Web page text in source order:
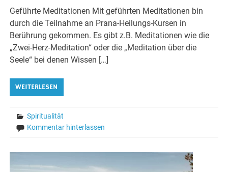
Geführte Meditationen Mit geführten Meditationen bin
durch die Teilnahme an Prana-Heilungs-Kursen in
Berührung gekommen. Es gibt z.B. Meditationen wie die
„Zwei-Herz-Meditation“ oder die „Meditation über die
Seele“ bei denen Wissen […]
WEITERLESEN
Spiritualität
Kommentar hinterlassen